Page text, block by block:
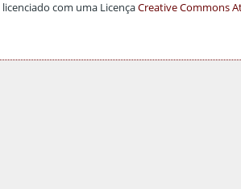
licenciado com uma LicençaCreative Commons